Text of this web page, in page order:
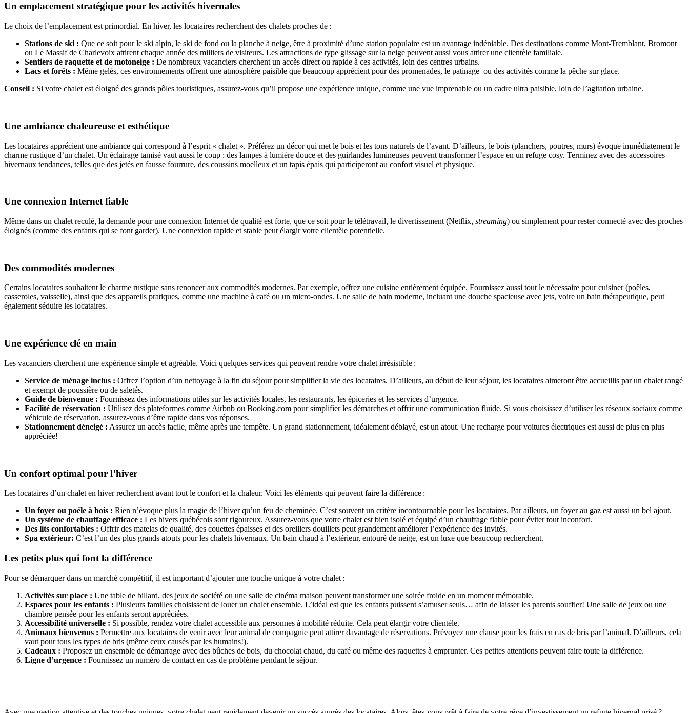
Un emplacement stratégique pour les activités hivernales
Le choix de l’emplacement est primordial. En hiver, les locataires recherchent des chalets proches de :
Stations de ski : Que ce soit pour le ski alpin, le ski de fond ou la planche à neige, être à proximité d’une station populaire est un avantage indéniable. Des destinations comme Mont-Tremblant, Bromont
ou Le Massif de Charlevoix attirent chaque année des milliers de visiteurs. Les attractions de type glissage sur la neige peuvent aussi vous attirer une clientèle familiale.
Sentiers de raquette et de motoneige : De nombreux vacanciers cherchent un accès direct ou rapide à ces activités, loin des centres urbains.
Lacs et forêts : Même gelés, ces environnements offrent une atmosphère paisible que beaucoup apprécient pour des promenades, le patinage ou des activités comme la pêche sur glace.
Conseil : Si votre chalet est éloigné des grands pôles touristiques, assurez-vous qu’il propose une expérience unique, comme une vue imprenable ou un cadre ultra paisible, loin de l’agitation urbaine.
Une ambiance chaleureuse et esthétique
Les locataires apprécient une ambiance qui correspond à l’esprit « chalet ». Préférez un décor qui met le bois et les tons naturels de l’avant. D’ailleurs, le bois (planchers, poutres, murs) évoque immédiatement le
charme rustique d’un chalet. Un éclairage tamisé vaut aussi le coup : des lampes à lumière douce et des guirlandes lumineuses peuvent transformer l’espace en un refuge cosy. Terminez avec des accessoires
hivernaux tendances, telles que des jetés en fausse fourrure, des coussins moelleux et un tapis épais qui participeront au confort visuel et physique.
Une connexion Internet fiable
Même dans un chalet reculé, la demande pour une connexion Internet de qualité est forte, que ce soit pour le télétravail, le divertissement (Netflix, streaming) ou simplement pour rester connecté avec des proches
éloignés (comme des enfants qui se font garder). Une connexion rapide et stable peut élargir votre clientèle potentielle.
Des commodités modernes
Certains locataires souhaitent le charme rustique sans renoncer aux commodités modernes. Par exemple, offrez une cuisine entièrement équipée. Fournissez aussi tout le nécessaire pour cuisiner (poêles,
casseroles, vaisselle), ainsi que des appareils pratiques, comme une machine à café ou un micro-ondes. Une salle de bain moderne, incluant une douche spacieuse avec jets, voire un bain thérapeutique, peut
également séduire les locataires.
Une expérience clé en main
Les vacanciers cherchent une expérience simple et agréable. Voici quelques services qui peuvent rendre votre chalet irrésistible :
Service de ménage inclus : Offrez l’option d’un nettoyage à la fin du séjour pour simplifier la vie des locataires. D’ailleurs, au début de leur séjour, les locataires aimeront être accueillis par un chalet rangé
et exempt de poussière ou de saletés.
Guide de bienvenue : Fournissez des informations utiles sur les activités locales, les restaurants, les épiceries et les services d’urgence.
Facilité de réservation : Utilisez des plateformes comme Airbnb ou Booking.com pour simplifier les démarches et offrir une communication fluide. Si vous choisissez d’utiliser les réseaux sociaux comme
véhicule de réservation, assurez-vous d’être rapide dans vos réponses.
Stationnement déneigé : Assurez un accès facile, même après une tempête. Un grand stationnement, idéalement déblayé, est un atout. Une recharge pour voitures électriques est aussi de plus en plus
appréciée!
Un confort optimal pour l’hiver
Les locataires d’un chalet en hiver recherchent avant tout le confort et la chaleur. Voici les éléments qui peuvent faire la différence :
Un foyer ou poêle à bois : Rien n’évoque plus la magie de l’hiver qu’un feu de cheminée. C’est souvent un critère incontournable pour les locataires. Par ailleurs, un foyer au gaz est aussi un bel ajout.
Un système de chauffage efficace : Les hivers québécois sont rigoureux. Assurez-vous que votre chalet est bien isolé et équipé d’un chauffage fiable pour éviter tout inconfort.
Des lits confortables : Offrir des matelas de qualité, des couettes épaisses et des oreillers douillets peut grandement améliorer l’expérience des invités.
Spa extérieur: C’est l’un des plus grands atouts pour les chalets hivernaux. Un bain chaud à l’extérieur, entouré de neige, est un luxe que beaucoup recherchent.
Les petits plus qui font la différence
Pour se démarquer dans un marché compétitif, il est important d’ajouter une touche unique à votre chalet :
Activités sur place : Une table de billard, des jeux de société ou une salle de cinéma maison peuvent transformer une soirée froide en un moment mémorable.
Espaces pour les enfants : Plusieurs familles choisissent de louer un chalet ensemble. L’idéal est que les enfants puissent s’amuser seuls… afin de laisser les parents souffler! Une salle de jeux ou une
chambre pensée pour les enfants seront appréciées.
Accessibilité universelle : Si possible, rendez votre chalet accessible aux personnes à mobilité réduite. Cela peut élargir votre clientèle.
Animaux bienvenus : Permettre aux locataires de venir avec leur animal de compagnie peut attirer davantage de réservations. Prévoyez une clause pour les frais en cas de bris par l’animal. D’ailleurs, cela
vaut pour tous les types de bris (même ceux causés par les humains!).
Cadeaux : Proposez un ensemble de démarrage avec des bûches de bois, du chocolat chaud, du café ou même des raquettes à emprunter. Ces petites attentions peuvent faire toute la différence.
Ligne d’urgence : Fournissez un numéro de contact en cas de problème pendant le séjour.